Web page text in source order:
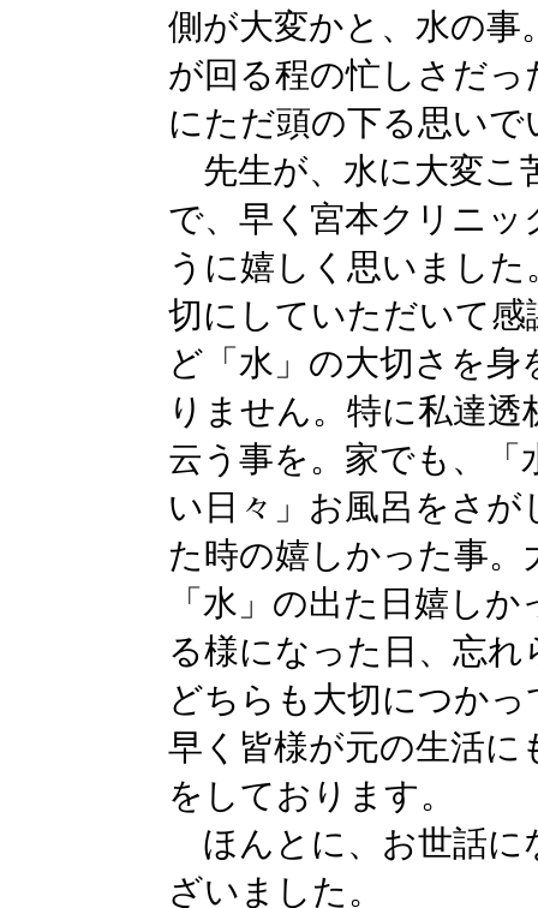
側が大変かと、水の事
が回る程の忙しさだ
にただ頭の下る思い
先生が、水に大変こ
で、早く宮本クリニ
うに嬉しく思いまし
切にしていただいて
ど「水」の大切さを
りません。特に私達
云う事を。家でも、「
い日々」お風呂をさ
た時の嬉しかった事
「水」の出た日嬉し
る様になった日、
どちらも大切につか
早く皆様が元の生活
をしております。
ほんとに、お世話に
ざいました。